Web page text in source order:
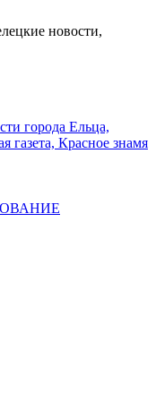
новости,
города Ельца,
газета, Красное знамя